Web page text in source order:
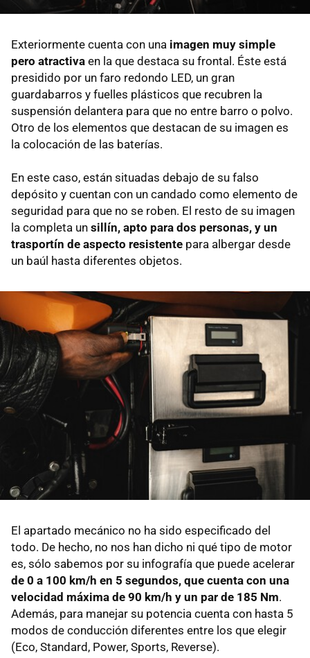
Exteriormente cuenta con una imagen muy simple
pero atractiva en la que destaca su frontal. Éste está
presidido por un faro redondo LED, un gran
guardabarros y fuelles plásticos que recubren la
suspensión delantera para que no entre barro o polvo.
Otro de los elementos que destacan de su imagen es
la colocación de las baterías.
En este caso, están situadas debajo de su falso
depósito y cuentan con un candado como elemento de
seguridad para que no se roben. El resto de su imagen
la completa un sillín, apto para dos personas, y un
trasportín de aspecto resistente para albergar desde
un baúl hasta diferentes objetos.
El apartado mecánico no ha sido especificado del
todo. De hecho, no nos han dicho ni qué tipo de motor
es, sólo sabemos por su infografía que puede acelerar
de 0 a 100 km/h en 5 segundos, que cuenta con una
velocidad máxima de 90 km/h y un par de 185 Nm.
Además, para manejar su potencia cuenta con hasta 5
modos de conducción diferentes entre los que elegir
(Eco, Standard, Power, Sports, Reverse).